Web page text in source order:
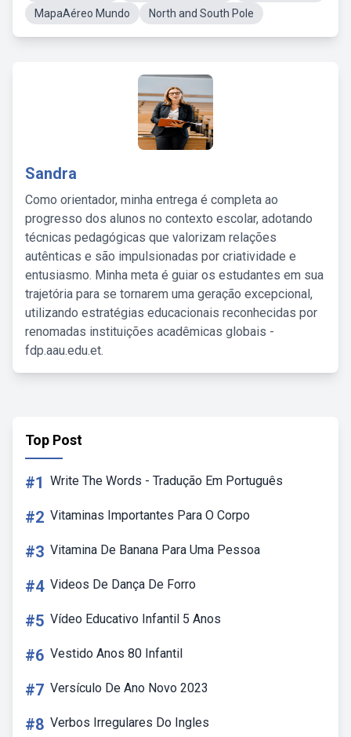
MapaAéreo Mundo
North and South Pole
Sandra
Como orientador, minha entrega é completa ao
progresso dos alunos no contexto escolar, adotando
técnicas pedagógicas que valorizam relações
autênticas e são impulsionadas por criatividade e
entusiasmo. Minha meta é guiar os estudantes em sua
trajetória para se tornarem uma geração excepcional,
utilizando estratégias educacionais reconhecidas por
renomadas instituições acadêmicas globais -
fdp.aau.edu.et.
Top Post
#1 Write The Words - Tradução Em Português
#2 Vitaminas Importantes Para O Corpo
#3 Vitamina De Banana Para Uma Pessoa
#4 Videos De Dança De Forro
#5 Vídeo Educativo Infantil 5 Anos
#6 Vestido Anos 80 Infantil
#7 Versículo De Ano Novo 2023
#8 Verbos Irregulares Do Ingles